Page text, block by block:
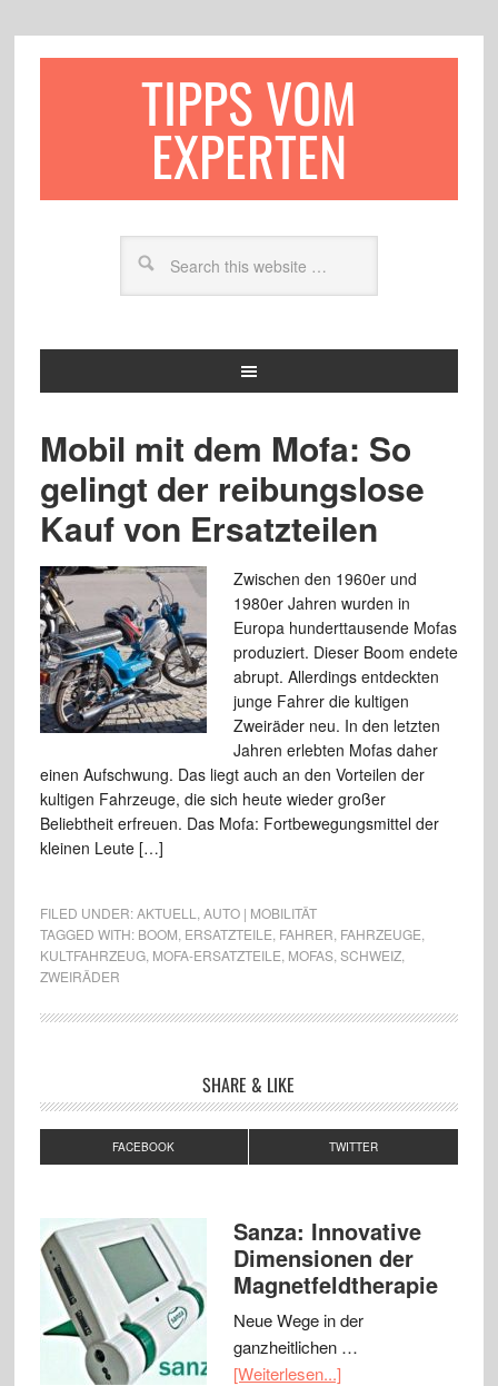
TIPPS VOM
EXPERTEN
Mobil mit dem Mofa: So
gelingt der reibungslose
Kauf von Ersatzteilen
Zwischen den 1960er und
1980er Jahren wurden in
Europa hunderttausende Mofas
produziert. Dieser Boom endete
abrupt. Allerdings entdeckten
junge Fahrer die kultigen
Zweiräder neu. In den letzten
Jahren erlebten Mofas daher
einen Aufschwung. Das liegt auch an den Vorteilen der
kultigen Fahrzeuge, die sich heute wieder großer
Beliebtheit erfreuen. Das Mofa: Fortbewegungsmittel der
kleinen Leute […]
FILED UNDER:AKTUELL
AUTO | MOBILITÄT
TAGGED WITH: BOOM ERSATZTEILE FAHRER FAHRZEUGE
KULTFAHRZEUG, MOFA-ERSATZTEILE MOFAS, SCHWEIZ,
ZWEIRÄDER
SHARE & LIKE
FACEBOOK TWITTER
Sanza: Innovative
Dimensionen der
Magnetfeldtherapie
Neue Wege in der
ganzheitlichen …
[Weiterlesen...]